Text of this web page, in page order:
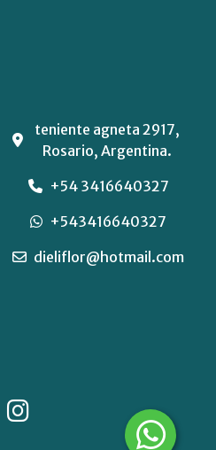
teniente agneta 2917,
Rosario, Argentina.
+54 3416640327
+543416640327
dieliflor@hotmail.com